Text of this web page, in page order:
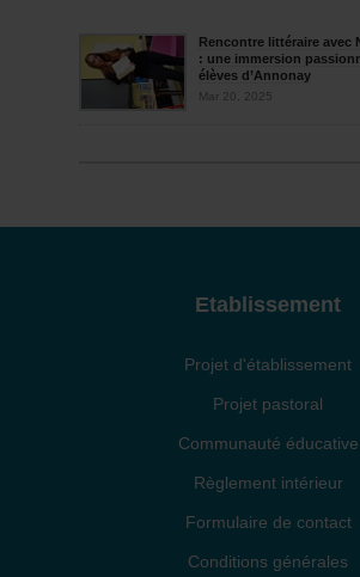
Rencontre littéraire avec
: une immersion
élèves d’Annonay
Mar 20, 2025
Etablissement
Projet d'établissement
Projet pastoral
Communauté éducative
Règlement intérieur
Formulaire de contact
Conditions générales